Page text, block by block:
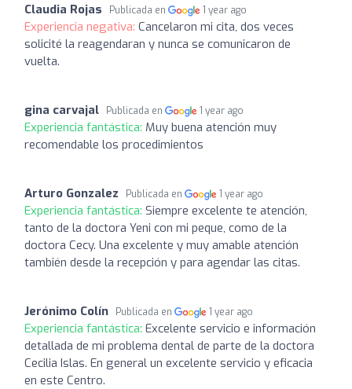
Claudia Rojas Publicada en 1 year ago
Experiencia negativa: Cancelaron mi cita, dos veces
solicité la reagendaran y nunca se comunicaron de
vuelta.
gina carvajal Publicada en 1 year ago
Experiencia fantástica: Muy buena atención muy
recomendable los procedimientos
Arturo Gonzalez Publicada en 1 year ago
Experiencia fantástica: Siempre excelente te atención,
tanto de la doctora Yeni con mi peque, como de la
doctora Cecy. Una excelente y muy amable atención
también desde la recepción y para agendar las citas.
Jerónimo Colín Publicada en 1 year ago
Experiencia fantástica: Excelente servicio e información
detallada de mi problema dental de parte de la doctora
Cecilia Islas. En general un excelente servicio y eficacia
en este Centro.